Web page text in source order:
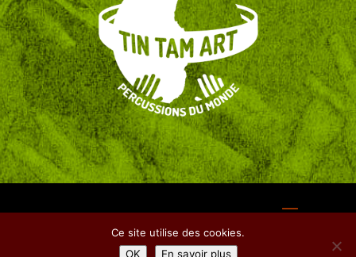
Ce site utilise des cookies.
OK
En savoir plus